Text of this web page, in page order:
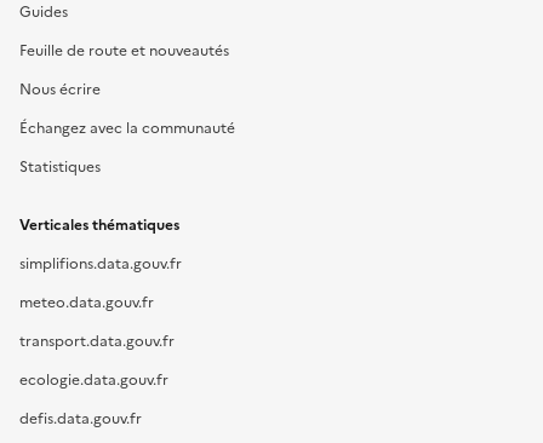
Guides
Feuille de route et nouveautés
Nous écrire
Échangez avec la communauté
Statistiques
Verticales thématiques
simplifions.data.gouv.fr
meteo.data.gouv.fr
transport.data.gouv.fr
ecologie.data.gouv.fr
defis.data.gouv.fr